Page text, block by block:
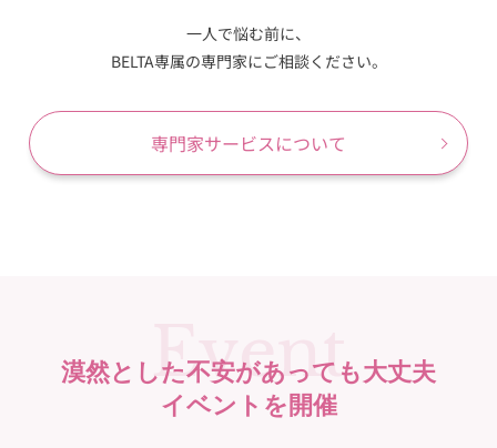
一人で悩む前に、
BELTA専属の専門家にご相談ください。
専門家サービスについて
Event
漠然とした不安があっても大丈夫
イベントを開催